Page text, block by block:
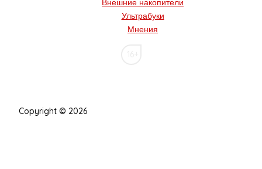
Внешние накопители
Ультрабуки
Мнения
Copyright © 2026